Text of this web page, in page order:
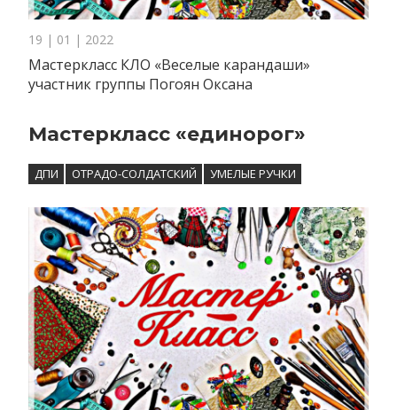
19 | 01 | 2022
Мастеркласс КЛО «Веселые карандаши»
участник группы Погоян Оксана
Мастеркласс «единорог»
ДПИ ОТРАДО-СОЛДАТСКИЙ УМЕЛЫЕ РУЧКИ